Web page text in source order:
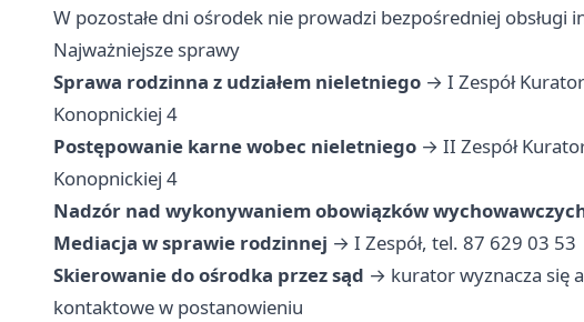
W pozostałe dni ośrodek nie prowadzi bezpośredniej obsługi
Najważniejsze sprawy
Sprawa rodzinna z udziałem nieletniego → I Zespół
Konopnickiej 4
Postępowanie karne wobec nieletniego → II Zespół
Konopnickiej 4
Nadzór nad wykonywaniem obowiązków
Mediacja w sprawie rodzinnej → I Zespół, tel. 87 629 03 53
Skierowanie do ośrodka przez sąd → kurator wyznacza się
kontaktowe w postanowieniu